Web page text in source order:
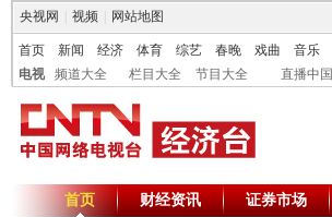
央视网 视频 网站地图
首页 新闻 经济 体育 综艺 春晚 戏曲 音乐
电视
频道大全 栏目大全 节目大全 直播中国
首页 财经资讯 证券市场